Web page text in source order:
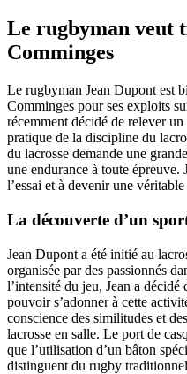
Le rugbyman veut
Comminges
Le rugbyman Jean Dupont est
Comminges pour ses exploits
récemment décidé de relever
pratique de la discipline du
du lacrosse demande une
une endurance à toute épreuve.
l’essai et à devenir une
La découverte d’un
Jean Dupont a été initié au
organisée par des passionnés
l’intensité du jeu, Jean a
pouvoir s’adonner à cette
conscience des similitudes et
lacrosse en salle. Le port de
que l’utilisation d’un bâton
distinguent du rugby